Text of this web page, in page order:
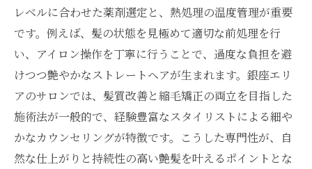
レベルに合わせた薬剤選定と、熱処理の温度管理が重要
です。例えば、髪の状態を見極めて適切な前処理を行
い、アイロン操作を丁寧に行うことで、過度な負担を避
けつつ艶やかなストレートヘアが生まれます。銀座エリ
アのサロンでは、髪質改善と縮毛矯正の両立を目指した
施術法が一般的で、経験豊富なスタイリストによる細や
かなカウンセリングが特徴です。こうした専門性が、自
然な仕上がりと持続性の高い艶髪を叶えるポイントとな